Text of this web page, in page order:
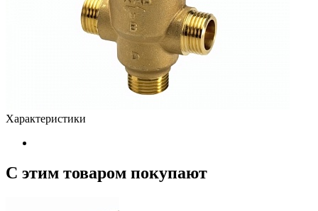
Характеристики
С этим товаром покупают